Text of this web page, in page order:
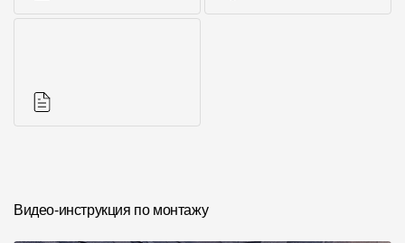
Видео-инструкция по монтажу